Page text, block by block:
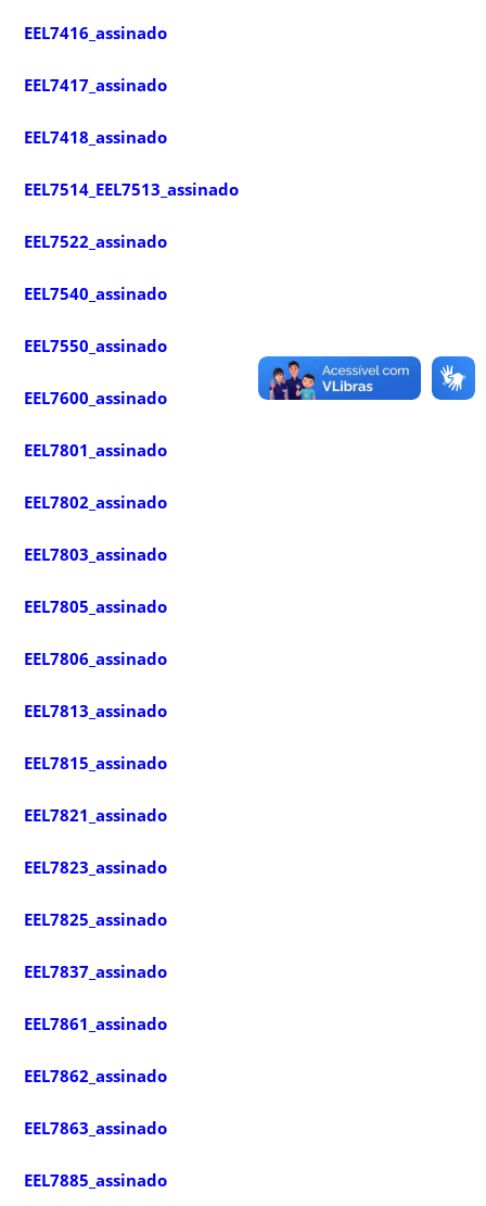
EEL7416_assinado
EEL7417_assinado
EEL7418_assinado
EEL7514_EEL7513_assinado
EEL7522_assinado
EEL7540_assinado
EEL7550_assinado
EEL7600_assinado
EEL7801_assinado
EEL7802_assinado
EEL7803_assinado
EEL7805_assinado
EEL7806_assinado
EEL7813_assinado
EEL7815_assinado
EEL7821_assinado
EEL7823_assinado
EEL7825_assinado
EEL7837_assinado
EEL7861_assinado
EEL7862_assinado
EEL7863_assinado
EEL7885_assinado